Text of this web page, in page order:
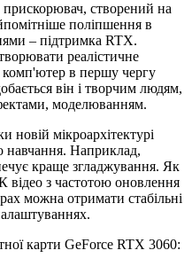
створений на
поліпшення в
– підтримка RTX.
реалістичне
комп'ютер в першу чергу
він і творчим людям,
моделюванням.
новій мікроархітектурі
навчання. Наприклад,
краще згладжування. Як
відео з частотою оновлення
можна отримати стабільні
карти GeForce RTX 3060: